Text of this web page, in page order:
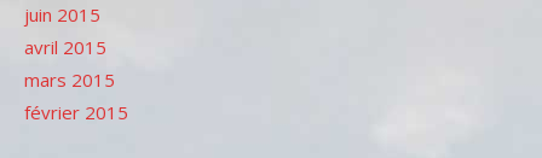
juin 2015
avril 2015
mars 2015
février 2015